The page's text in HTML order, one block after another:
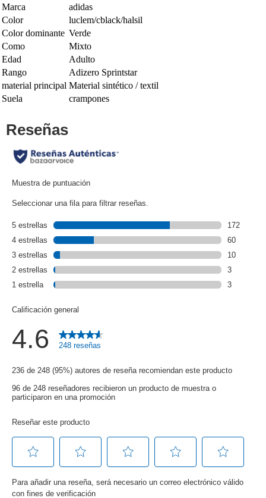
Marca
adidas
Color
luclem/cblack/halsil
Color dominante Verde
Como
Mixto
Edad
Adulto
Rango
Adizero Sprintstar
material principal Material sintético / textil
Suela
crampones